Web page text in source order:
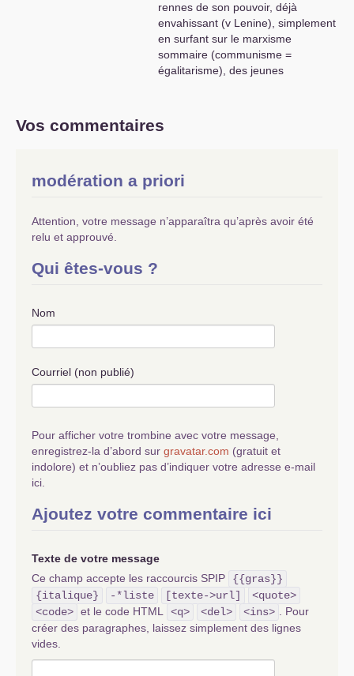
rennes de son pouvoir, déjà
envahissant (v Lenine), simplement
en surfant sur le marxisme
sommaire (communisme =
égalitarisme), des jeunes
rôle éminemment révolutionnaire
qui restait, dans la Russie d’alors,
chantier prioritaire pour l’immédiat.
Staline, considérant que
compétences, décide, dans
l’euphorie générale (à part Trotsky)
Et c’est à cette démarche que l’on
doit aussi bien la victoire de 45 que
l’échec final de 91. Et du coup, la
fil, l’éclosion d’un paradis socialiste
Extraire l’histoire du
cette matrice est illusoire. Tous, à
des degrés certes divers nous
avons cru, et espéré, au «soleil qui
se levait à l’Est». Souvent,
assidument, Marx et Lénine, je
Vos commentaires
modération a priori
Attention, votre message n’apparaîtra qu’après avoir été
relu et approuvé.
Qui êtes-vous ?
Nom
Courriel (non publié)
Pour afficher votre trombine avec votre message,
enregistrez-la d’abord sur gravatar.com (gratuit et
indolore) et n’oubliez pas d’indiquer votre adresse e-mail
ici.
Ajoutez votre commentaire ici
Texte de votre message
Ce champ accepte les raccourcis SPIP
{{gras}}
{italique}
-*liste [texte->url]
<quote>
<code> et le code HTML <q> <del> <ins> . Pour
créer des paragraphes, laissez simplement des lignes
vides.